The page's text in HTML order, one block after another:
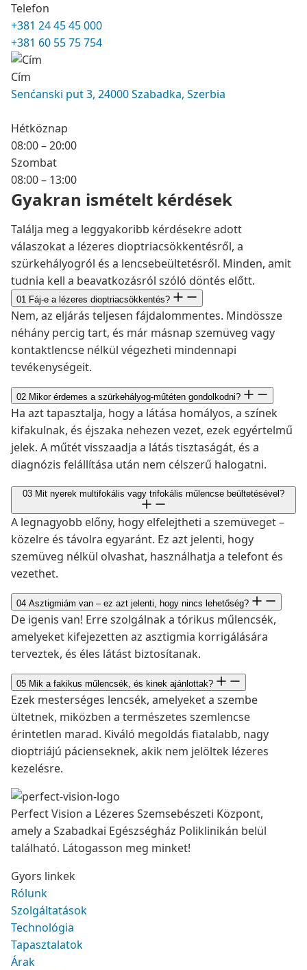
Telefon
+381 24 45 45 000
+381 60 55 75 754
Cím
Senćanski put 3, 24000 Szabadka, Szerbia
Hétköznap
08:00 – 20:00
Szombat
08:00 – 13:00
Gyakran ismételt kérdések
Találja meg a leggyakoribb kérdésekre adott
válaszokat a lézeres dioptriacsökkentésről, a
szürkehályogról és a lencsebeültetésről. Minden, amit
tudnia kell a beavatkozásról szóló döntés előtt.
01 Fáj-e a lézeres dioptriacsökkentés?
Nem, az eljárás teljesen fájdalommentes. Mindössze
néhány percig tart, és már másnap szemüveg vagy
kontaktlencse nélkül végezheti mindennapi
tevékenységeit.
02 Mikor érdemes a szürkehályog-műtéten gondolkodni?
Ha azt tapasztalja, hogy a látása homályos, a színek
kifakulnak, és éjszaka nehezen vezet, ezek egyértelmű
jelek. A műtét visszaadja a látás tisztaságát, és a
diagnózis felállítása után nem célszerű halogatni.
03 Mit nyerek multifokális vagy trifokális műlencse beültetésével?
A legnagyobb előny, hogy elfelejtheti a szemüveget –
közelre és távolra egyaránt. Ez azt jelenti, hogy
szemüveg nélkül olvashat, használhatja a telefont és
vezethet.
04 Asztigmiám van – ez azt jelenti, hogy nincs lehetőség?
De igenis van! Erre szolgálnak a tórikus műlencsék,
amelyeket kifejezetten az asztigmia korrigálására
terveztek, és éles látást biztosítanak.
05 Mik a fakikus műlencsék, és kinek ajánlottak?
Ezek mesterséges lencsék, amelyeket a szembe
ültetnek, miközben a természetes szemlencse
érintetlen marad. Kiváló megoldás fiatalabb, nagy
dioptriájú pácienseknek, akik nem jelöltek lézeres
kezelésre.
Perfect Vision a Lézeres Szemsebészeti Központ,
amely a Szabadkai Egészségház Poliklinikán belül
található. Látogasson meg minket!
Gyors linkek
Rólunk
Szolgáltatások
Technológia
Tapasztalatok
Árak